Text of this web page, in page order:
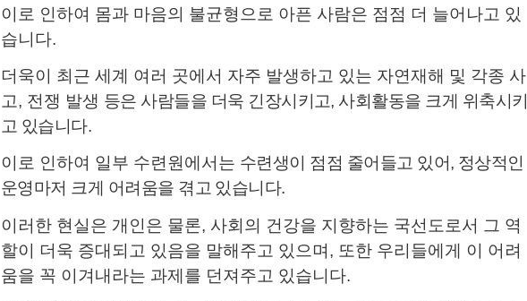
이로 인하여 몸과 마음의 불균형으로 아픈 사람은 점점 더 늘어나고 있
습니다.
더욱이 최근 세계 여러 곳에서 자주 발생하고 있는 자연재해 및 각종 사
고, 전쟁 발생 등은 사람들을 더욱 긴장시키고, 사회활동을 크게 위축시키
고 있습니다.
이로 인하여 일부 수련원에서는 수련생이 점점 줄어들고 있어, 정상적인
운영마저 크게 어려움을 겪고 있습니다.
이러한 현실은 개인은 물론, 사회의 건강을 지향하는 국선도로서 그 역
할이 더욱 증대되고 있음을 말해주고 있으며, 또한 우리들에게 이 어려
움을 꼭 이겨내라는 과제를 던져주고 있습니다.